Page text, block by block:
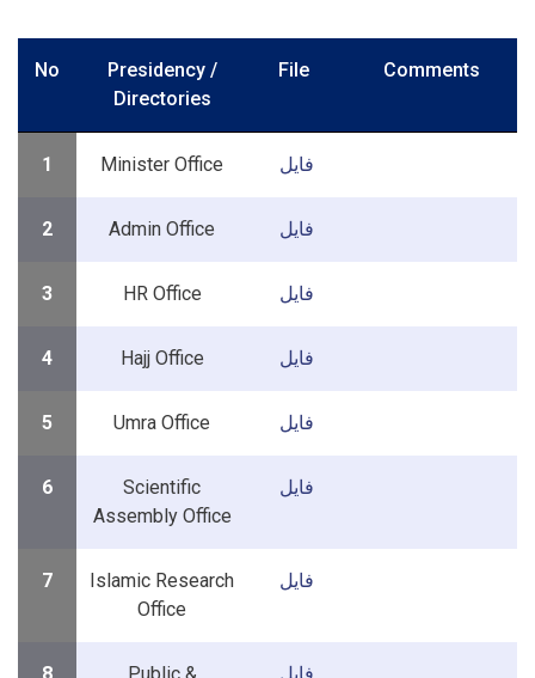
No
Presidency /
Directories
File Comments
1 Minister Office فایل
2 Admin Office فایل
3 HR Office فایل
4 Hajj Office فایل
5 Umra Office فایل
6
Scientific
Assembly Office
فایل
7
Islamic Research
Office
فایل